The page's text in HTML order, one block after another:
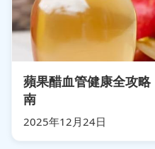
蘋果醋血管健康全攻
南
2025年12月24日